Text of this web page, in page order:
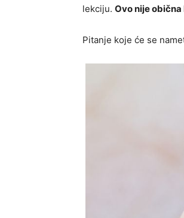
lekciju. Ovo nije
Pitanje koje će se